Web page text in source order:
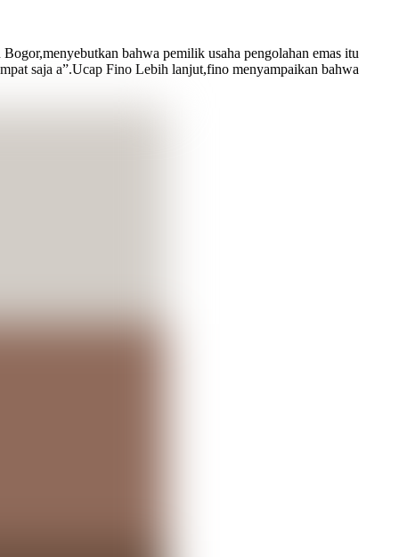
bahwa pemilik usaha pengolahan emas itu
saja a”.Ucap Fino Lebih lanjut,fino menyampaikan bahwa